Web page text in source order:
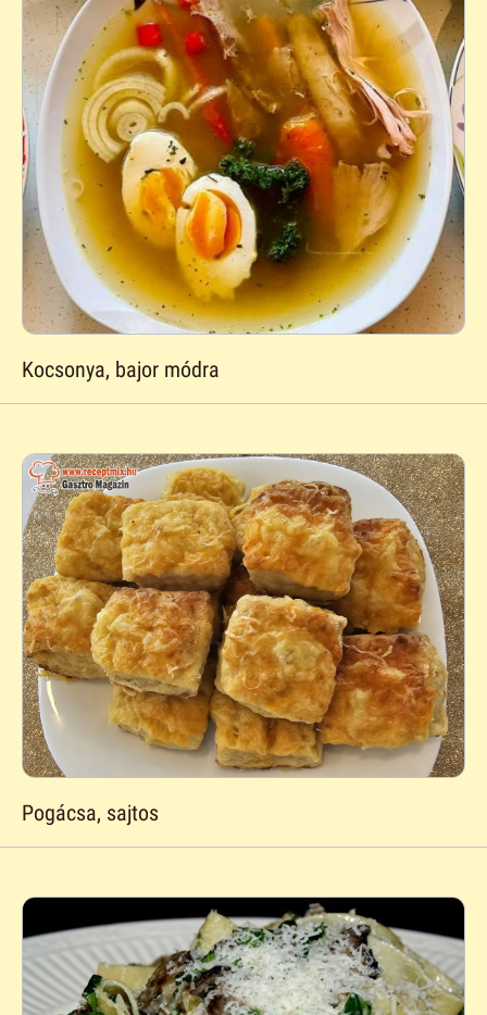
Kocsonya, bajor módra
Pogácsa, sajtos